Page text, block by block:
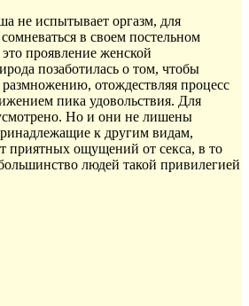
не испытывает оргазм, для
в своем постельном
проявление женской
позаботилась о том, чтобы
отождествляя процесс
пика удовольствия. Для
Но и они не лишены
к другим видам,
приятных ощущений от секса, в то
людей такой привилегией